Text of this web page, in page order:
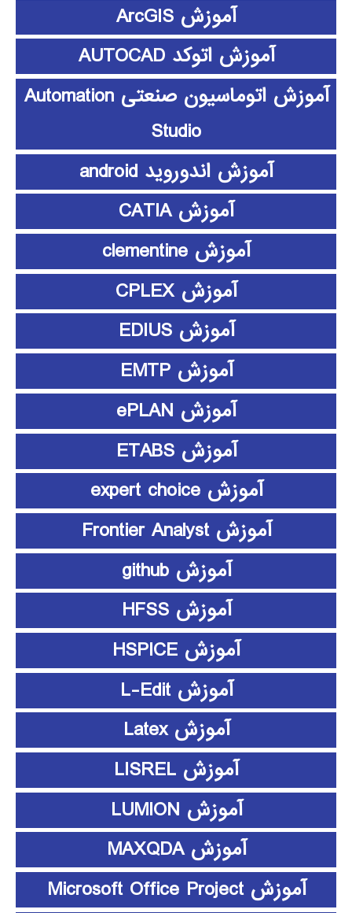
آموزش ArcGIS
آموزش اتوکد AUTOCAD
آموزش اتوماسیون صنعتی Automation
Studio
آموزش اندوروید android
آموزش CATIA
آموزش clementine
آموزش CPLEX
آموزش EDIUS
آموزش EMTP
آموزش ePLAN
آموزش ETABS
آموزش expert choice
آموزش Frontier Analyst
آموزش github
آموزش HFSS
آموزش HSPICE
آموزش L-Edit
آموزش Latex
آموزش LISREL
آموزش LUMION
آموزش MAXQDA
آموزش Microsoft Office Project